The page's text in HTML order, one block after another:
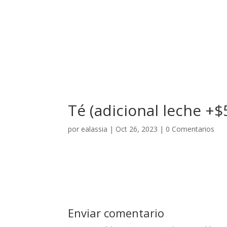
Té (adicional leche
por ealassia | Oct 26, 2023 | 0 Comentarios
Enviar comentario